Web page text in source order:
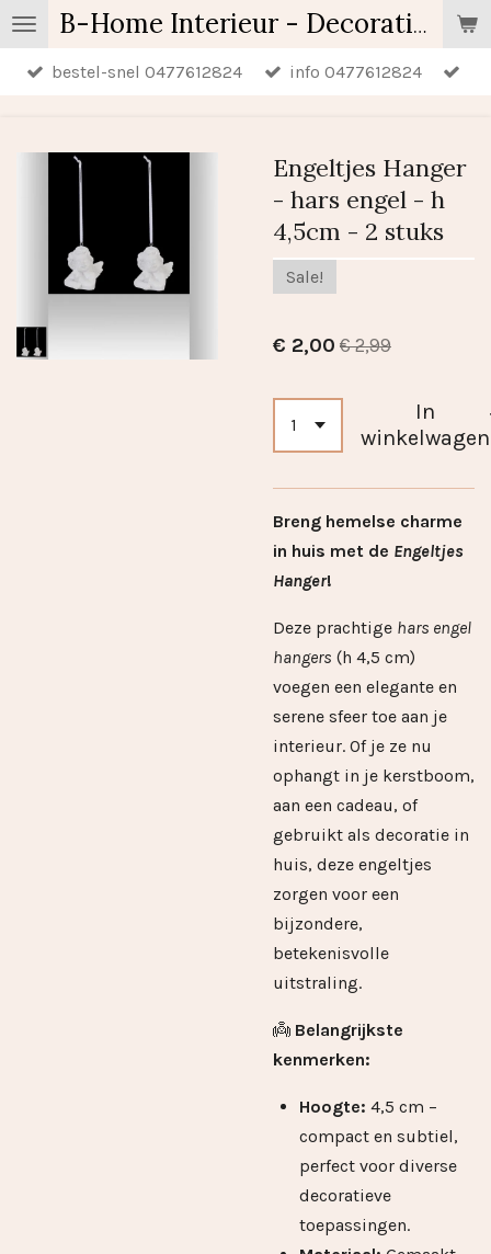
Ga
direct
naar
B-Home Interieur - Decoratie & Geschenken - Geurartikelen
bestel-snel 0477612824 info 0477612824
Engeltjes Hanger
- hars engel - h
4,5cm - 2 stuks
Sale!
€ 2,00 € 2,99
In
winkelwagen
Breng hemelse charme
in huis met de Engeltjes
Hanger!
Deze prachtige hars engel
hangers (h 4,5 cm)
voegen een elegante en
serene sfeer toe aan je
interieur. Of je ze nu
ophangt in je kerstboom,
aan een cadeau, of
gebruikt als decoratie in
huis, deze engeltjes
zorgen voor een
bijzondere,
betekenisvolle
uitstraling.
👼 Belangrijkste
kenmerken:
Hoogte: 4,5 cm –
compact en subtiel,
perfect voor diverse
decoratieve
toepassingen.